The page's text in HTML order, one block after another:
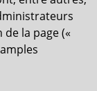
la page («